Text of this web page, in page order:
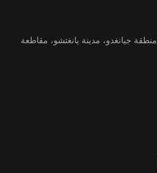
جيانغدو، مدينة يانغتشو، مقاطعة